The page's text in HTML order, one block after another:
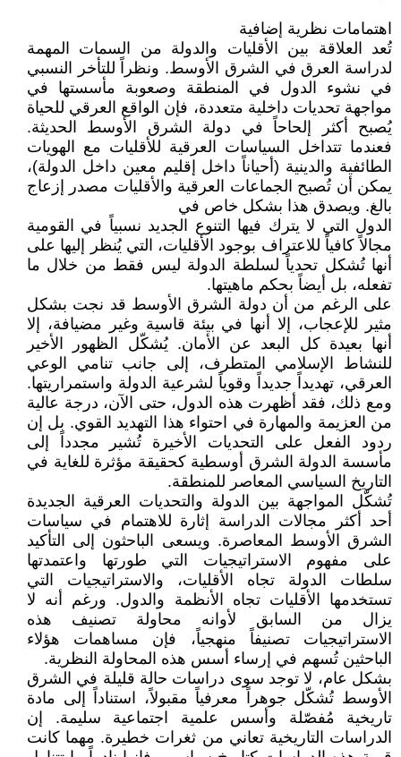
اهتمامات نظرية إضافية
تُعد العلاقة بين الأقليات والدولة من السمات المهمة
لدراسة العرق في الشرق الأوسط. ونظراً للتأخر النسبي
في نشوء الدول في المنطقة وصعوبة مأسستها في
مواجهة تحديات داخلية متعددة، فإن الواقع العرقي للحياة
يُصبح أكثر إلحاحاً في دولة الشرق الأوسط الحديثة.
فعندما تتداخل السياسات العرقية للأقليات مع الهويات
الطائفية والدينية (أحياناً داخل إقليم معين داخل الدولة)،
يمكن أن تُصبح الجماعات العرقية والأقليات مصدر إزعاج
بالغ. ويصدق هذا بشكل خاص في
الدول التي لا يترك فيها التنوع الجديد نسبياً في القومية
مجالاً كافياً للاعتراف بوجود الأقليات، التي يُنظر إليها على
أنها تُشكل تحدياً لسلطة الدولة ليس فقط من خلال ما
تفعله، بل أيضاً بحكم ماهيتها.
على الرغم من أن دولة الشرق الأوسط قد نجت بشكل
مثير للإعجاب، إلا أنها في بيئة قاسية وغير مضيافة، إلا
أنها بعيدة كل البعد عن الأمان. يُشكّل الظهور الأخير
للنشاط الإسلامي المتطرف، إلى جانب تنامي الوعي
العرقي، تهديداً جديداً وقوياً لشرعية الدولة واستمراريتها.
ومع ذلك، فقد أظهرت هذه الدول، حتى الآن، درجة عالية
من العزيمة والمهارة في احتواء هذا التهديد القوي. بل إن
ردود الفعل على التحديات الأخيرة تُشير مجدداً إلى
مأسسة الدولة الشرق أوسطية كحقيقة مؤثرة للغاية في
التاريخ السياسي المعاصر للمنطقة.
تُشكّل المواجهة بين الدولة والتحديات العرقية الجديدة
أحد أكثر مجالات الدراسة إثارة للاهتمام في سياسات
الشرق الأوسط المعاصرة. ويسعى الباحثون إلى التأكيد
على مفهوم الاستراتيجيات التي طورتها واعتمدتها
سلطات الدولة تجاه الأقليات، والاستراتيجيات التي
تستخدمها الأقليات تجاه الأنظمة والدول. ورغم أنه لا
يزال من السابق لأوانه محاولة تصنيف هذه
الاستراتيجيات تصنيفاً منهجياً، فإن مساهمات هؤلاء
الباحثين تُسهم في إرساء أسس هذه المحاولة النظرية.
بشكل عام، لا توجد سوى دراسات حالة قليلة في الشرق
الأوسط تُشكّل جوهراً معرفياً مقبولاً، استناداً إلى مادة
تاريخية مُفصّلة وأسس علمية اجتماعية سليمة. إن
الدراسات التاريخية تعاني من ثغرات خطيرة. مهما كانت